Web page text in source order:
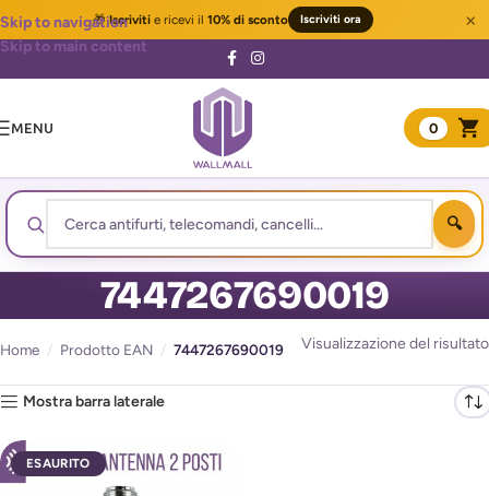
🎁Iscrivitie ricevi il 10% di sconto Iscriviti ora ×
Skip to navigation
Skip to main content
MENU 0
7447267690019
Home / Prodotto EAN / 7447267690019 Visualizzazione del risultato
Mostra barra laterale
ESAURITO